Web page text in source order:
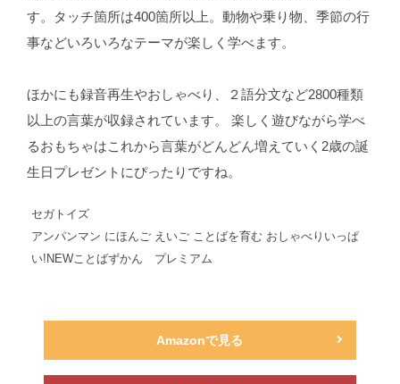
す。タッチ箇所は400箇所以上。動物や乗り物、季節の行
事などいろいろなテーマが楽しく学べます。
ほかにも録音再生やおしゃべり、２語分文など2800種類
以上の言葉が収録されています。 楽しく遊びながら学べ
るおもちゃはこれから言葉がどんどん増えていく2歳の誕
生日プレゼントにぴったりですね。
セガトイズ
アンパンマン にほんご えいご ことばを育む おしゃべりいっぱ
い!NEWことばずかん プレミアム
Amazonで見る